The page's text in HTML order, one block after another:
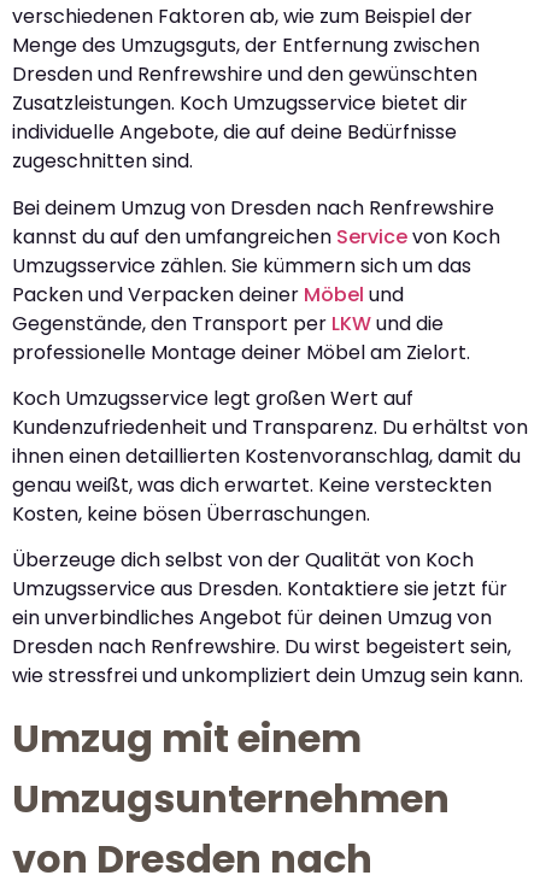
verschiedenen Faktoren ab, wie zum Beispiel der
Menge des Umzugsguts, der Entfernung zwischen
Dresden und Renfrewshire und den gewünschten
Zusatzleistungen. Koch Umzugsservice bietet dir
individuelle Angebote, die auf deine Bedürfnisse
zugeschnitten sind.
Bei deinem Umzug von Dresden nach Renfrewshire
kannst du auf den umfangreichen Servicevon Koch
Umzugsservice zählen. Sie kümmern sich um das
Packen und Verpacken deiner Möbel und
Gegenstände, den Transport per LKWund die
professionelle Montage deiner Möbel am Zielort.
Koch Umzugsservice legt großen Wert auf
Kundenzufriedenheit und Transparenz. Du erhältst von
ihnen einen detaillierten Kostenvoranschlag, damit du
genau weißt, was dich erwartet. Keine versteckten
Kosten, keine bösen Überraschungen.
Überzeuge dich selbst von der Qualität von Koch
Umzugsservice aus Dresden. Kontaktiere sie jetzt für
ein unverbindliches Angebot für deinen Umzug von
Dresden nach Renfrewshire. Du wirst begeistert sein,
wie stressfrei und unkompliziert dein Umzug sein kann.
Umzug mit einem
Umzugsunternehmen
von Dresden nach